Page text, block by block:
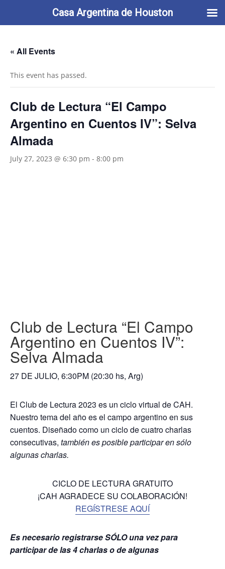
713-622-2212 info@casaargentina.org
« All Events
This event has passed.
Club de Lectura “El Campo
Argentino en Cuentos IV”: Selva
Almada
July 27, 2023 @ 6:30 pm - 8:00 pm
Club de Lectura “El Campo
Argentino en Cuentos IV”:
Selva Almada
27 DE JULIO, 6:30PM (20:30 hs, Arg)
El Club de Lectura 2023 es un ciclo virtual de CAH.
Nuestro tema del año es el campo argentino en sus
cuentos. Diseñado como un ciclo de cuatro charlas
consecutivas, también es posible participar en sólo
algunas charlas.
CICLO DE LECTURA GRATUITO
¡CAH AGRADECE SU COLABORACIÓN!
REGÍSTRESE AQUÍ
Es necesario registrarse SÓLO una vez para
participar de las 4 charlas o de algunas
Casa Argentina de Houston